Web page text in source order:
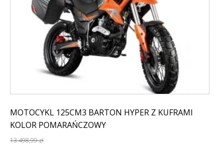
MOTOCYKL 125CM3 BARTON HYPER Z KUFRAMI
KOLOR POMARAŃCZOWY
13 498,99zł